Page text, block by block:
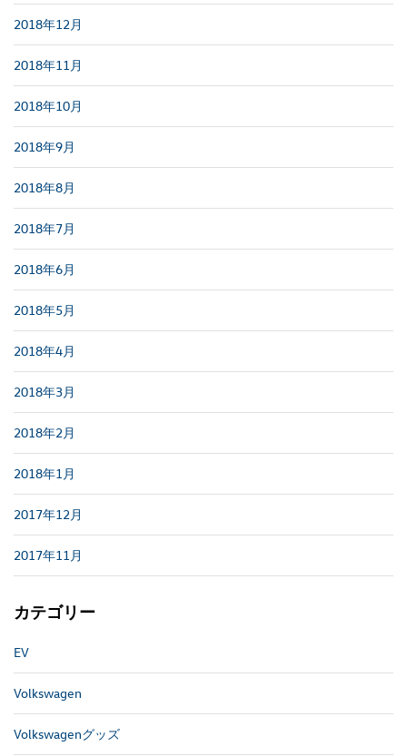
2018年12月
2018年11月
2018年10月
2018年9月
2018年8月
2018年7月
2018年6月
2018年5月
2018年4月
2018年3月
2018年2月
2018年1月
2017年12月
2017年11月
カテゴリー
EV
Volkswagen
Volkswagenグッズ